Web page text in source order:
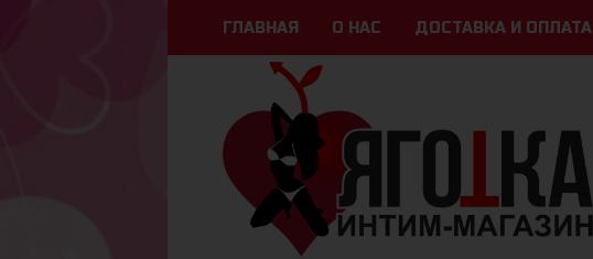
ГЛАВНАЯ О НАС ДОСТАВКА И ОПЛАТА